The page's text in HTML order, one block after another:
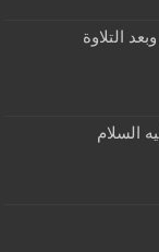
التلاوة
السلام